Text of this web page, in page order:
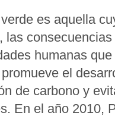
es aquella
las
humanas
el
de carbono y
En el año 2010,